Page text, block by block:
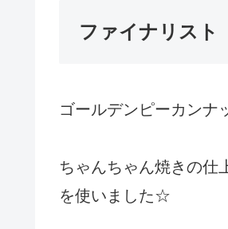
ファイナリスト
ゴールデンピーカンナ
ちゃんちゃん焼きの仕
を使いました☆